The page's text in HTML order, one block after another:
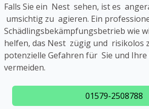
Falls Sie ein Nest sehen, ist es
umsichtig zu agieren. Ein
Schädlingsbekämpfungsbetrieb wie
helfen, das Nest zügig und risikolos
potenzielle Gefahren für Sie und
vermeiden.
01579-2508788